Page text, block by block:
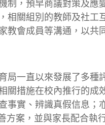
，預早商議對策及應
相關組別的教師及社工
教會成員等溝通，以共
局一直以來發展了多種
關措施在校內推行的成
事實、辨識真假信息；
案，並與家長配合執